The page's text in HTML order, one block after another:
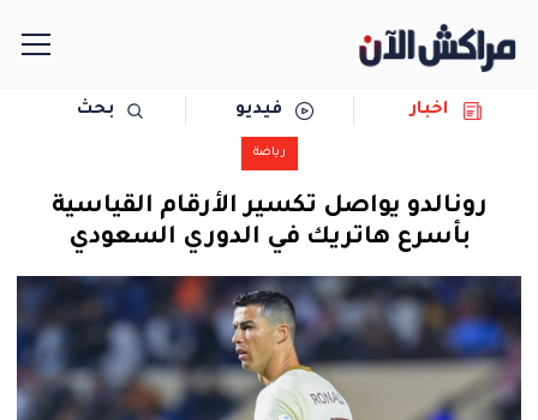
مجتمع
سياسة
رياضة
حوادث
اخبار فيديو بحث
رياضة
رونالدو يواصل تكسير الأرقام القياسية
بأسرع هاتريك في الدوري السعودي